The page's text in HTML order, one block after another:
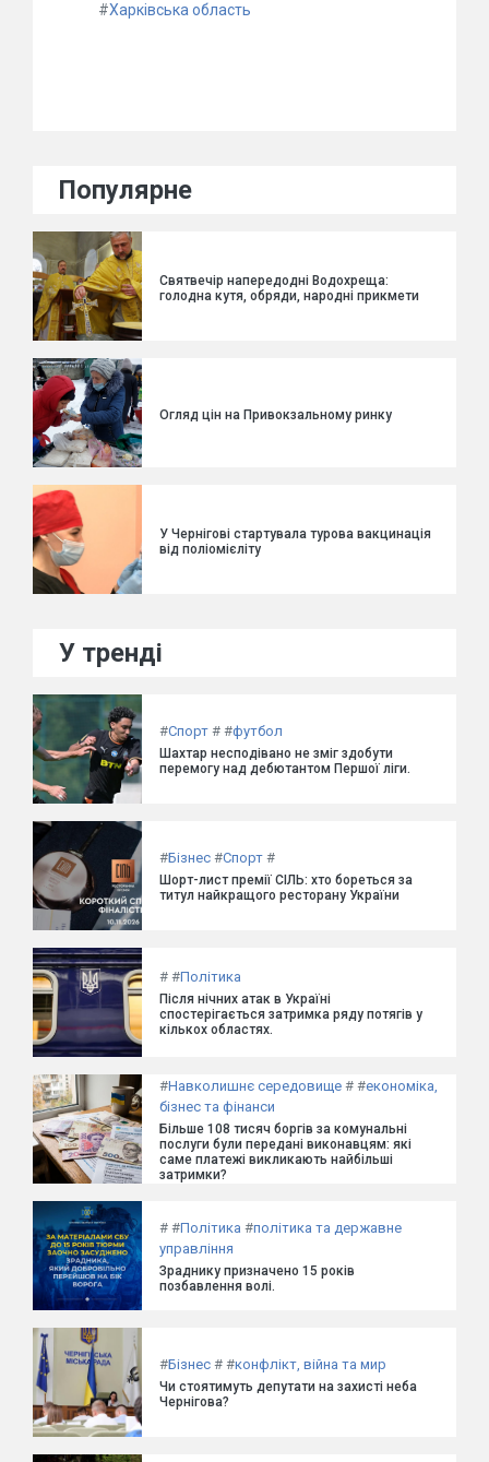
#Харківська область
Популярне
Святвечір напередодні Водохреща:
голодна кутя, обряди, народні прикмети
Огляд цін на Привокзальному ринку
У Чернігові стартувала турова вакцинація
від поліомієліту
У тренді
#Спорт # #футбол
Шахтар несподівано не зміг здобути
перемогу над дебютантом Першої ліги.
#Бізнес #Спорт #
Шорт-лист премії СІЛЬ: хто бореться за
титул найкращого ресторану України
# #Політика
Після нічних атак в Україні
спостерігається затримка ряду потягів у
кількох областях.
#Навколишнє середовище # #економіка,
бізнес та фінанси
Більше 108 тисяч боргів за комунальні
послуги були передані виконавцям: які
саме платежі викликають найбільші
затримки?
# #Політика #політика та державне
управління
Зраднику призначено 15 років
позбавлення волі.
#Бізнес # #конфлікт, війна та мир
Чи стоятимуть депутати на захисті неба
Чернігова?